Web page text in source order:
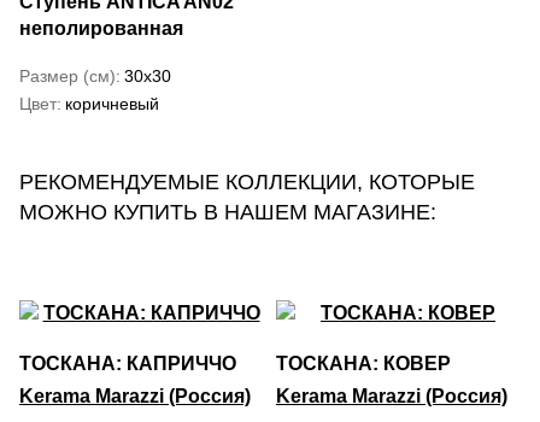
неполированная
Размер (см) 30x30
Цвет коричневый
РЕКОМЕНДУЕМЫЕ КОЛЛЕКЦИИ, КОТОРЫЕ
МОЖНО КУПИТЬ В НАШЕМ МАГАЗИНЕ:
ТОСКАНА: КАПРИЧЧО
Kerama Marazzi (Россия)
ТОСКАНА: КОВЕР
Kerama Marazzi (Россия)